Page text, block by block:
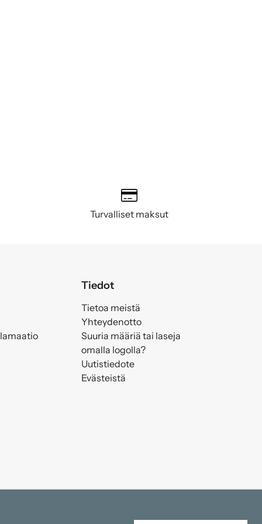
Turvalliset maksut
Tiedot
Tietoa meistä
Yhteydenotto
Suuria määriä tai laseja
omalla logolla?
Uutistiedote
Evästeistä